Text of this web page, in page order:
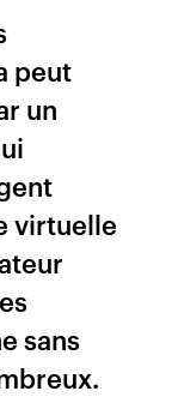
peut
un
virtuelle
sans